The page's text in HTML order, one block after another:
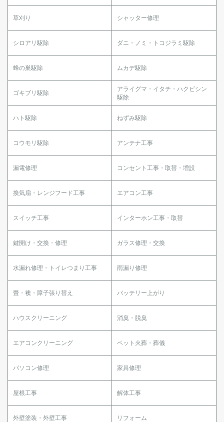
草刈り シャッター修理
シロアリ駆除 ダニ・ノミ・トコジラミ駆除
蜂の巣駆除 ムカデ駆除
ゴキブリ駆除
アライグマ・イタチ・ハクビシン
駆除
ハト駆除 ねずみ駆除
コウモリ駆除 アンテナ工事
漏電修理 コンセント工事・取替・増設
換気扇・レンジフード工事 エアコン工事
スイッチ工事 インターホン工事・取替
鍵開け・交換・修理 ガラス修理・交換
水漏れ修理・トイレつまり工事 雨漏り修理
畳・襖・障子張り替え バッテリー上がり
ハウスクリーニング 消臭・脱臭
エアコンクリーニング ペット火葬・葬儀
パソコン修理 家具修理
屋根工事 解体工事
外壁塗装・外壁工事 リフォーム